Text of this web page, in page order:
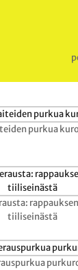
purkua
tiiliseinästä